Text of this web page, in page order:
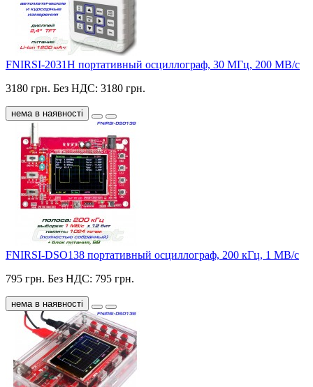
FNIRSI-2031H портативный осциллограф, 30 МГц, 200 МВ/с
3180 грн. Без НДС: 3180 грн.
нема в наявності
FNIRSI-DSO138 портативный осциллограф, 200 кГц, 1 МВ/с
795 грн. Без НДС: 795 грн.
нема в наявності